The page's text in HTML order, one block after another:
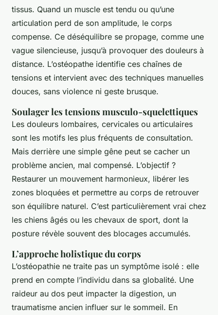
tissus. Quand un muscle est tendu ou qu’une
articulation perd de son amplitude, le corps
compense. Ce déséquilibre se propage, comme une
vague silencieuse, jusqu’à provoquer des douleurs à
distance. L’ostéopathe identifie ces chaînes de
tensions et intervient avec des techniques manuelles
douces, sans violence ni geste brusque.
Soulager les tensions musculo-squelettiques
Les douleurs lombaires, cervicales ou articulaires
sont les motifs les plus fréquents de consultation.
Mais derrière une simple gêne peut se cacher un
problème ancien, mal compensé. L’objectif ?
Restaurer un mouvement harmonieux, libérer les
zones bloquées et permettre au corps de retrouver
son équilibre naturel. C’est particulièrement vrai chez
les chiens âgés ou les chevaux de sport, dont la
posture révèle souvent des blocages accumulés.
L’approche holistique du corps
L’ostéopathie ne traite pas un symptôme isolé : elle
prend en compte l’individu dans sa globalité. Une
raideur au dos peut impacter la digestion, un
traumatisme ancien influer sur le sommeil. En